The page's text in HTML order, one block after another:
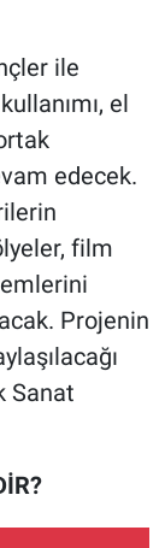
ile
el
edecek.
film
Projenin
Sanat